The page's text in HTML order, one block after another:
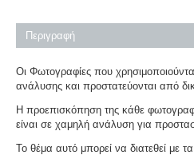
Περιγραφή
Οι Φωτογραφίες που
ανάλυσης και προστατεύονται από
Η προεπισκόπηση της κάθε
είναι σε χαμηλή ανάλυση για
Το θέμα αυτό μπορεί να διατεθεί με